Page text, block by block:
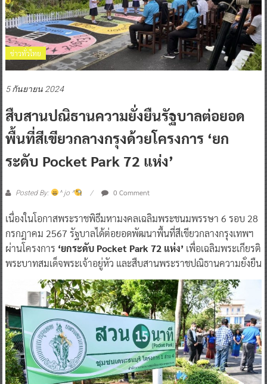
ข่าวทั่วไทย
5 กันยายน 2024
สืบสานปณิธานความยั่งยืนรัฐบาลต่อยอด
พื้นที่สีเขียวกลางกรุงด้วยโครงการ ‘ยก
ระดับ Pocket Park 72 แห่ง’
Posted By: ^ jo ^ 0 Comment
เนื่องในโอกาสพระราชพิธีมหามงคลเฉลิมพระชนมพรรษา 6 รอบ 28
กรกฎาคม 2567 รัฐบาลได้ต่อยอดพัฒนาพื้นที่สีเขียวกลางกรุงเทพฯ
ผ่านโครงการ ‘ยกระดับ Pocket Park 72 แห่ง’ เพื่อเฉลิมพระเกียรติ
พระบาทสมเด็จพระเจ้าอยู่หัว และสืบสานพระราชปณิธานความยั่งยืน